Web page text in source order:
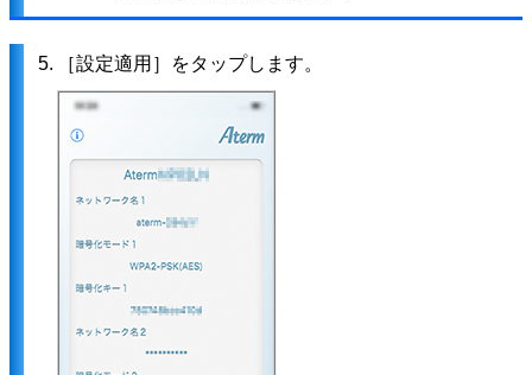
5. ［設定適用］をタップします。